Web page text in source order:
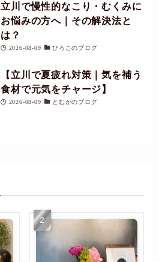
立川で慢性的なこり・むくみに
お悩みの方へ｜その解決法と
は？
2026-08-09 ひろこのブログ
【立川で夏疲れ対策｜気を補う
食材で元気をチャージ】
2026-08-09 とむかのブログ